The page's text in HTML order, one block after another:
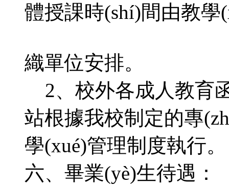
體授課時(shí)間由教學
織單位安排。
2、校外各成人教
站根據我校制定的專
學(xué)管理制度執行。
六、畢業(yè)生待遇：